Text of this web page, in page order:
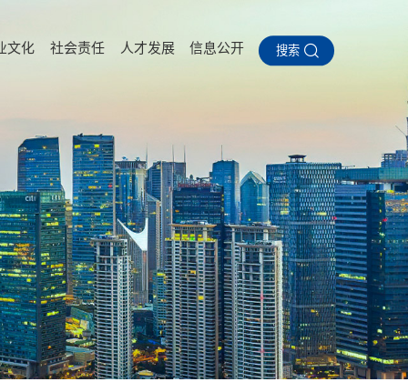
文化 社会责任 人才发展 信息公开